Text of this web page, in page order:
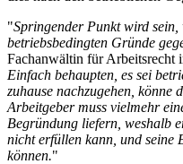
"Springender Punkt wird sein,
betriebsbedingten Gründe
Fachanwältin für Arbeitsrecht
Einfach behaupten, es sei
zuhause nachzugehen, könne
Arbeitgeber muss vielmehr
Begründung liefern, weshalb
nicht erfüllen kann, und seine
können."